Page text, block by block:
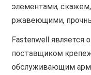
элементами,
ржавеющими,
Fastenwell является
поставщиком
обслуживающим